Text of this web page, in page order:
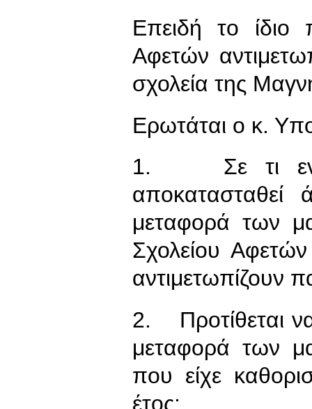
Επειδή το
Αφετών
σχολεία της
Ερωτάται ο κ.
1. Σε τι
μεταφορά των
Σχολείου
αντιμετωπίζουν
2. Προτίθεται
μεταφορά των
που είχε
έτος;